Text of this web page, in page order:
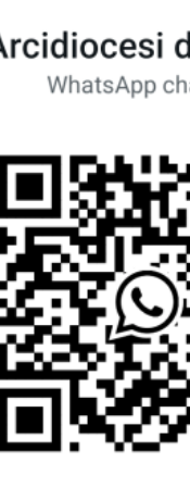
Scuola
in
- Fiano
in
ore 20.30 -
di don
alcuni